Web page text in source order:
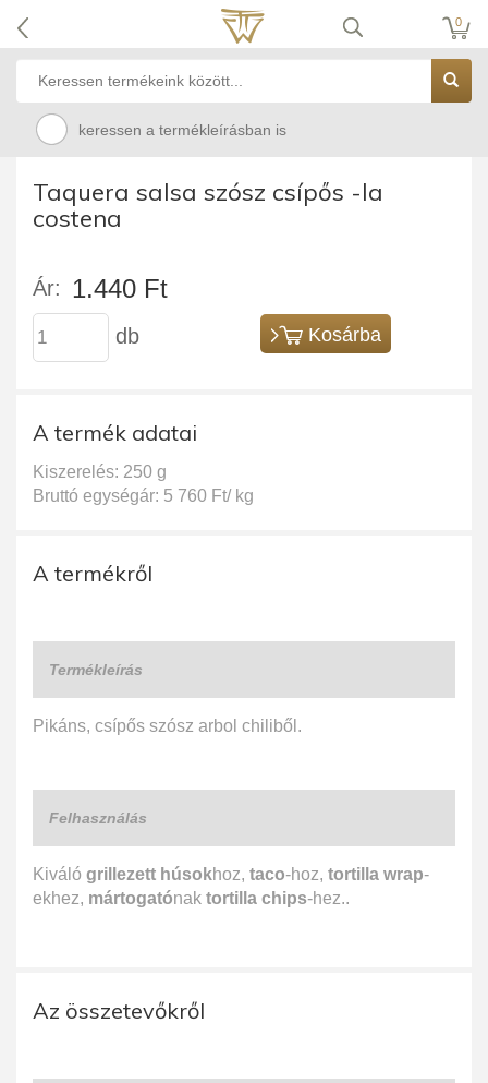
0
keressen a termékleírásban is
Taquera salsa szósz csípős -la
costena
Ár: 1.440 Ft
db Kosárba
A termék adatai
Kiszerelés: 250 g
Bruttó egységár: 5 760 Ft/ kg
A termékről
Termékleírás
Pikáns, csípős szósz arbol chiliből.
Felhasználás
Kiváló grillezett húsokhoz, taco-hoz, tortilla wrap-
ekhez, mártogatónak tortilla chips-hez..
Az összetevőkről